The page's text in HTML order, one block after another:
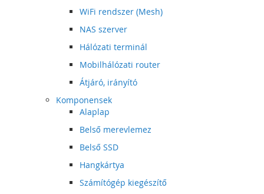
WiFi rendszer (Mesh)
NAS szerver
Hálózati terminál
Mobilhálózati router
Átjáró, irányító
Komponensek
Alaplap
Belső merevlemez
Belső SSD
Hangkártya
Számítógép kiegészítő